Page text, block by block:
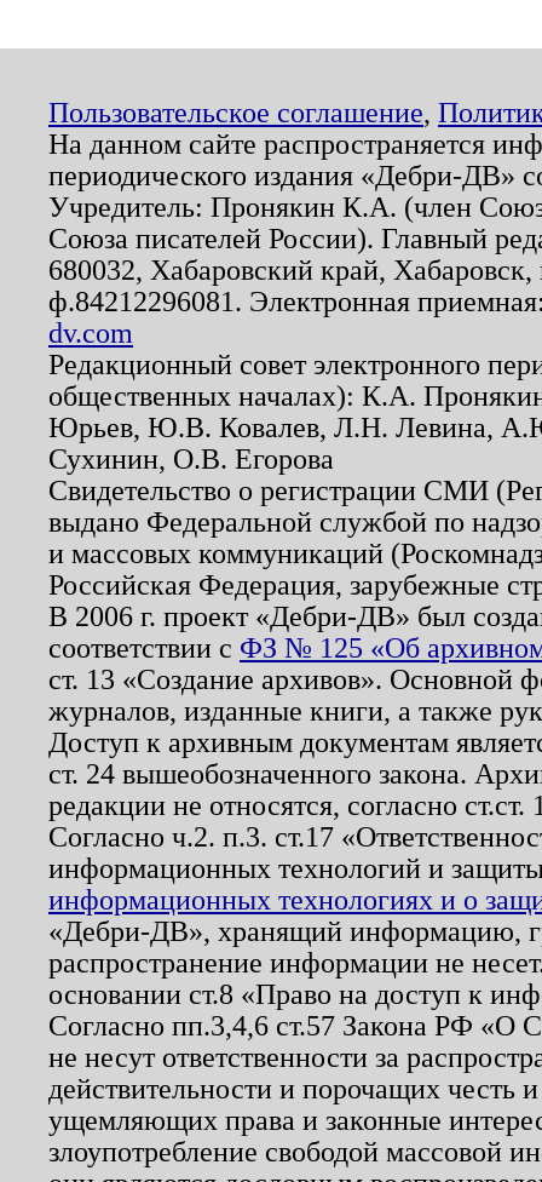
Пользовательское соглашение,
На данном сайте распространяется
периодического издания «Дебри-ДВ»
Учредитель: Пронякин К.А. (член
Союза писателей России). Главный
680032, Хабаровский край,
ф.84212296081. Электронная
dv.com
Редакционный совет электронного
общественных началах): К.А.
Юрьев, Ю.В. Ковалев, Л.Н. Левина,
Сухинин, О.В. Егорова
Свидетельство о регистрации СМИ
выдано Федеральной службой по
и массовых коммуникаций
Российская Федерация, зарубежные
В 2006 г. проект «Дебри-ДВ» был
соответствии с ФЗ № 125 «Об
ст. 13 «Создание архивов». Основной
журналов, изданные книги, а также
Доступ к архивным документам
ст. 24 вышеобозначенного закона.
редакции не относятся, согласно
Согласно ч.2. п.3. ст.17
информационных технологий и
информационных технологиях и о
«Дебри-ДВ», хранящий информацию,
распространение информации не
основании ст.8 «Право на доступ к
Согласно пп.3,4,6 ст.57 Закона РФ «О
не несут ответственности за
действительности и порочащих честь
ущемляющих права и законные
злоупотребление свободой массовой